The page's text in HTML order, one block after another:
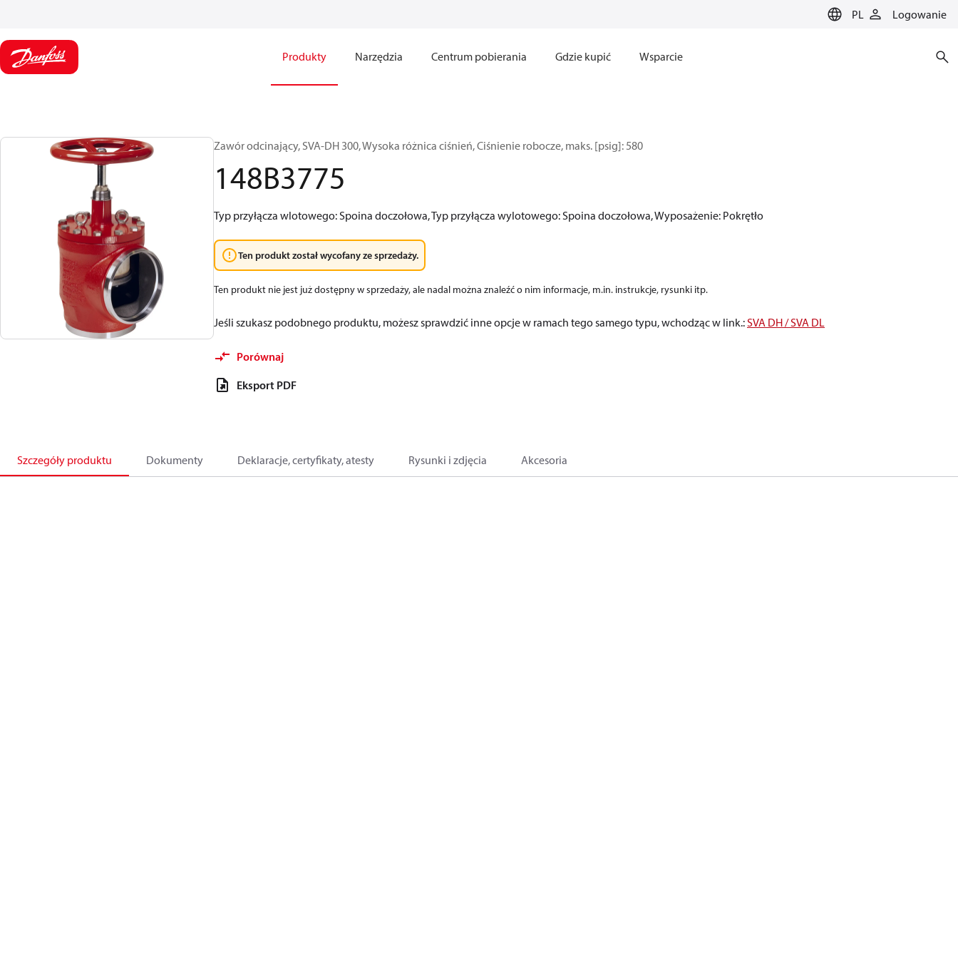
PL Logowanie
Produkty Narzędzia Centrum pobierania Gdzie kupić Wsparcie
Zawór odcinający, SVA-DH 300, Wysoka różnica ciśnień, Ciśnienie robocze, maks. [psig]: 580
148B3775
Typ przyłącza wlotowego: Spoina doczołowa, Typ przyłącza wylotowego: Spoina doczołowa, Wyposażenie: Pokrętło
Ten produkt został wycofany ze sprzedaży.
Ten produkt nie jest już dostępny w sprzedaży, ale nadal można znaleźć o nim informacje, m.in. instrukcje, rysunki itp.
Jeśli szukasz podobnego produktu, możesz sprawdzić inne opcje w ramach tego samego typu, wchodząc w link.:SVA DH / SVA DL
Porównaj
Eksport PDF
Szczegóły produktu Dokumenty Deklaracje, certyfikaty, atesty Rysunki i zdjęcia Akcesoria